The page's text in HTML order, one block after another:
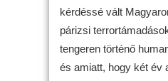
kérdéssé vált
párizsi
tengeren történő
és amiatt, hogy két év